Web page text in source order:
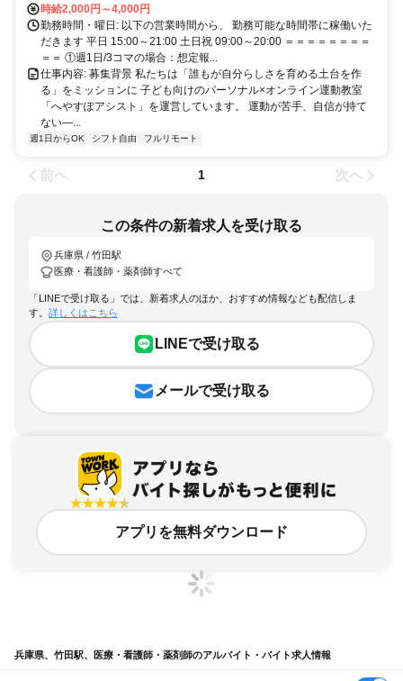
時給2,000円～4,000円
勤務時間・曜日: 以下の営業時間から、 勤務可能な時間帯に稼働いた
だきます 平日 15:00～21:00 土日祝 09:00～20:00 ＝＝＝＝＝＝＝＝
＝＝ ①週1日/3コマの場合：想定報...
仕事内容: 募集背景 私たちは「誰もが自分らしさを育める土台を作
る」をミッションに 子ども向けのパーソナル×オンライン運動教室
「へやすぽアシスト」を運営しています。 運動が苦手、自信が持て
ない—...
週1日からOK シフト自由 フルリモート
前へ 1 次へ
この条件の新着求人を受け取る
兵庫県 / 竹田駅
医療・看護師・薬剤師すべて
「LINEで受け取る」では、新着求人のほか、おすすめ情報なども配信しま
す。 詳しくはこちら
LINEで受け取る
メールで受け取る
アプリを無料ダウンロード
兵庫県、竹田駅、医療・看護師・薬剤師のアルバイト・バイト求人情報